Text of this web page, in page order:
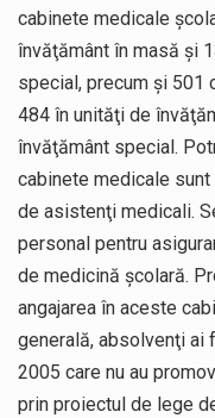
cabinete medicale
învăţământ în masă şi
special, precum şi 501
484 în unităţi de
învăţământ special.
cabinete medicale
de asistenţi medicali.
personal pentru
de medicină şcolară.
angajarea în aceste
generală, absolvenţi ai
2005 care nu au
prin proiectul de lege